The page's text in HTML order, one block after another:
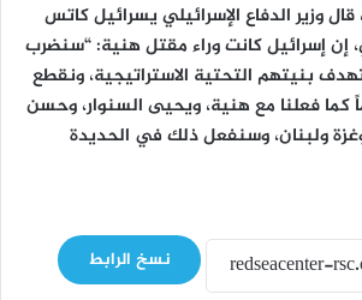
وزير الدفاع الإسرائيلي يسرائيل كاتس
إن إسرائيل كانت وراء مقتل هنية: “سنضرب
بنيتهم التحتية الاستراتيجية، ونقطع
كما فعلنا مع هنية، ويحيى السنوار، وحسن
ولبنان، وسنفعل ذلك في الحديدة
نسخ الرابط